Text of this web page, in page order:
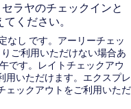
ラヤのチェックインと
ください。
なし です。アーリーチェッ
ご利用いただけない場合あ
です。レイトチェックアウ
用いただけます。エクスプレ
ェックアウトをご利用いただ